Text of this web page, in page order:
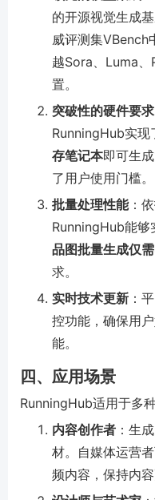
的开源视觉生成
威评测集VBench
越Sora、Luma
置。
突破性的硬件要求
RunningHub实现
存笔记本即可生
了用户使用门槛。
批量处理性能：
RunningHub能够
品图批量生成仅
求。
实时技术更新 ：
控功能，确保用
能。
四、应用场景
RunningHub适用于多
内容创作者 ：生
材。自媒体运营
频内容，保持内容